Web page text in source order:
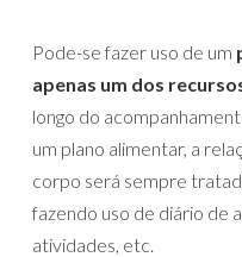
Pode-se fazer uso de um
apenas um dos
longo do
um plano alimentar, a
corpo será sempre
fazendo uso de diário de
atividades, etc.